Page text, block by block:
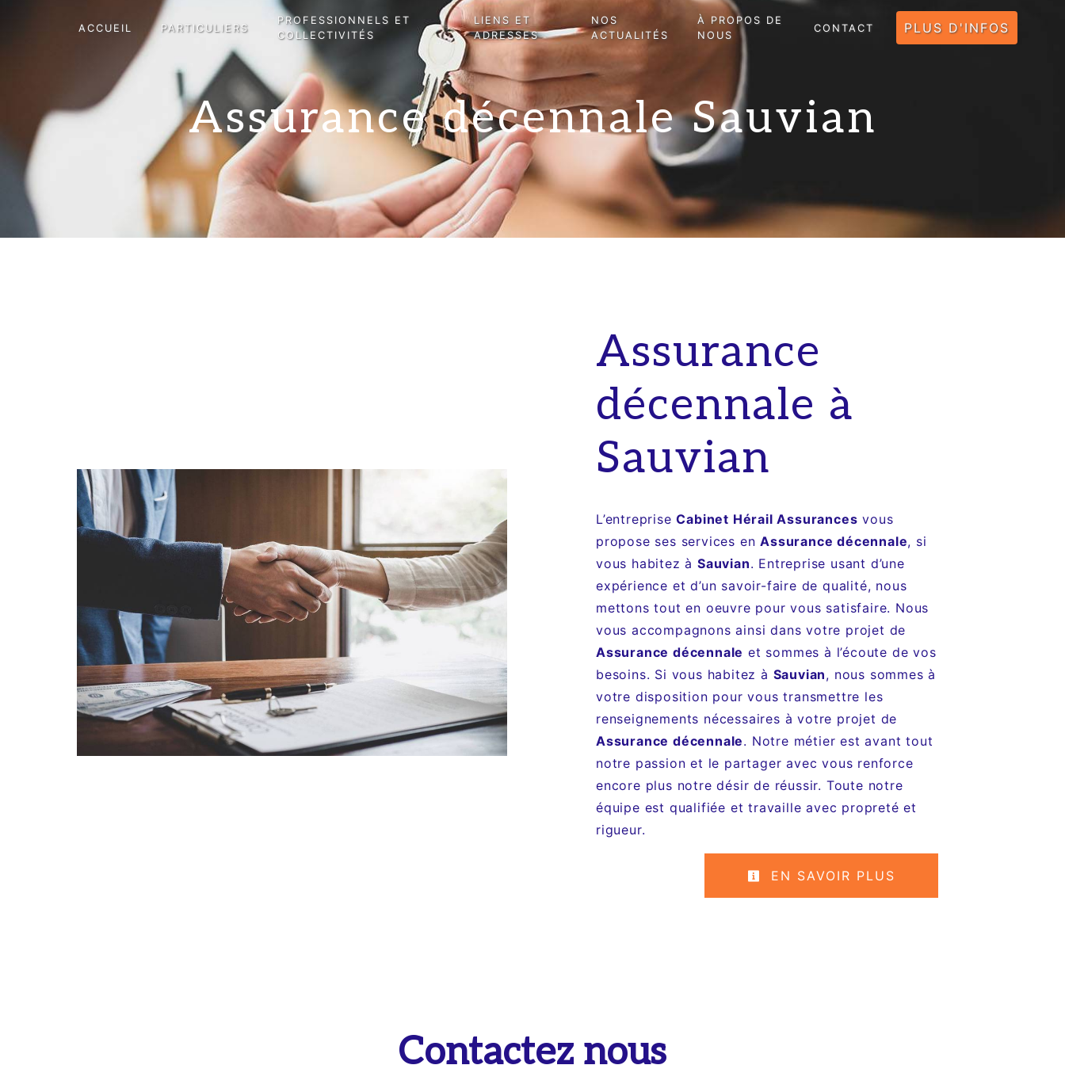
Panneau de gestion des cookies
ACCUEIL PARTICULIERS
PROFESSIONNELS ET
COLLECTIVITÉS
LIENS ET
ADRESSES
NOS
ACTUALITÉS
À PROPOS DE
NOUS
CONTACT PLUS D'INFOS
Assurance décennale Sauvian
Assurance
décennale à
Sauvian
L’entrepriseCabinet Hérail Assurances vous
propose ses services enAssurance décennale, si
vous habitez àSauvian. Entreprise usant d’une
expérience et d’un savoir-faire de qualité, nous
mettons tout en oeuvre pour vous satisfaire. Nous
vous accompagnons ainsi dans votre projet de
Assurance décennale et sommes à l’écoute de vos
besoins. Si vous habitez à Sauvian, nous sommes à
votre disposition pour vous transmettre les
renseignements nécessaires à votre projet de
Assurance décennale. Notre métier est avant tout
notre passion et le partager avec vous renforce
encore plus notre désir de réussir. Toute notre
équipe est qualifiée et travaille avec propreté et
rigueur.
EN SAVOIR PLUS
Contactez nous